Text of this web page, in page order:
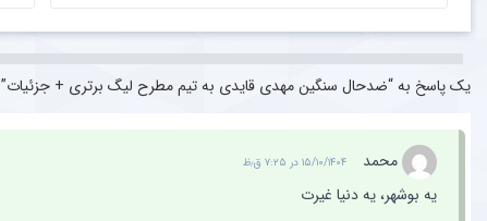
یک پاسخ به “ضدحال سنگین مهدی قایدی به تیم مطرح لیگ برتری + جزئیات”
محمد ۱۵/۱۰/۱۴۰۴ در ۷:۲۵ ق٫ظ
یه بوشهر، یه دنیا غیرت